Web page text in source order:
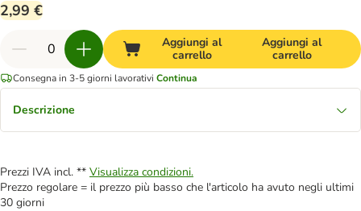
2,99 €
Aggiungi al
carrello
Aggiungi al
carrello
Consegna in 3-5 giorni lavorativi Continua
Descrizione
Prezzi IVA incl. ** Visualizza condizioni.
Prezzo regolare = il prezzo più basso che l'articolo ha avuto negli ultimi
30 giorni